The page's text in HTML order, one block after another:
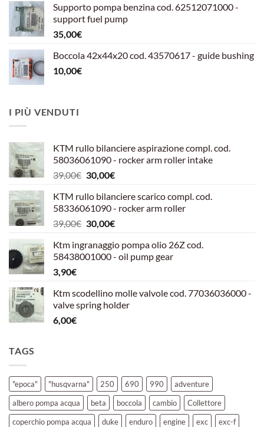
era:
599,00€.
è:
540,00€.
Supporto pompa benzina cod. 62512071000 -
support fuel pump
35,00€
Boccola 42x44x20 cod. 43570617 - guide bushing
10,00€
I PIÙ VENDUTI
KTM rullo bilanciere aspirazione compl. cod.
58036061090 - rocker arm roller intake
39,00€ Il
originale
era:
39,00€.
30,00€Il
attuale
è:
30,00€.
KTM rullo bilanciere scarico compl. cod.
58336061090 - rocker arm roller
39,00€ Il
originale
era:
30,00€Il
attuale
è:
Ktm ingranaggio pompa olio 26Z cod.
58438001000 - oil pump gear
3,90€
Ktm scodellino molle valvole cod. 77036036000 -
valve spring holder
6,00€
TAGS
"epoca" "husqvarna" 250 690 990
adventure
albero pompa acqua
beta boccola cambio
Collettore
coperchio pompa acqua
duke enduro engine exc
exc-f